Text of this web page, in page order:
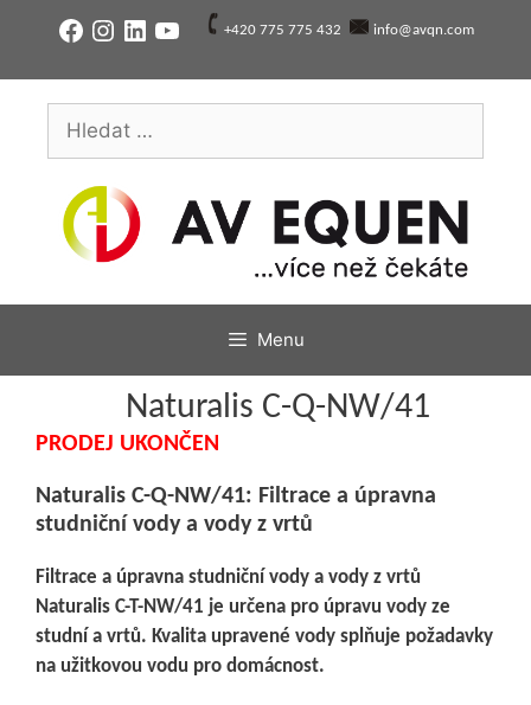
FacebookInstagramLinkedInYouTube +420 775 775 432 info@avqn.com
Menu
Naturalis C-Q-NW/41
PRODEJ UKONČEN
Naturalis C-Q-NW/41: Filtrace a úpravna
studniční vody a vody z vrtů
Filtrace a úpravna studniční vody a vody z vrtů
Naturalis C-T-NW/41 je určena pro úpravu vody ze
studní a vrtů. Kvalita upravené vody splňuje požadavky
na užitkovou vodu pro domácnost.